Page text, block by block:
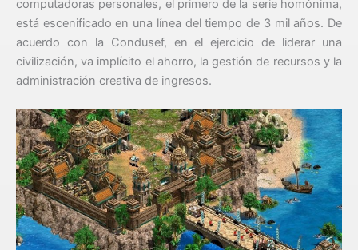
computadoras personales, el primero de la serie homónima,
está escenificado en una línea del tiempo de 3 mil años. De
acuerdo con la Condusef, en el ejercicio de liderar una
civilización, va implícito el ahorro, la gestión de recursos y la
administración creativa de ingresos.